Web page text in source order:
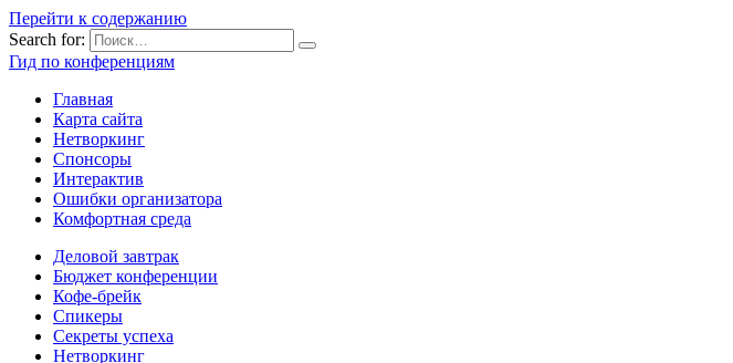
Перейти к содержанию
Search for:
Гид по конференциям
Главная
Карта сайта
Нетворкинг
Спонсоры
Интерактив
Ошибки организатора
Комфортная среда
Деловой завтрак
Бюджет конференции
Кофе-брейк
Спикеры
Секреты успеха
Нетворкинг